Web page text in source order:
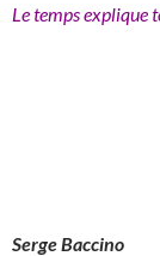
Le temps explique
Serge Baccino